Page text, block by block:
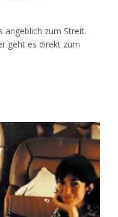
angeblich zum Streit.
geht es direkt zum